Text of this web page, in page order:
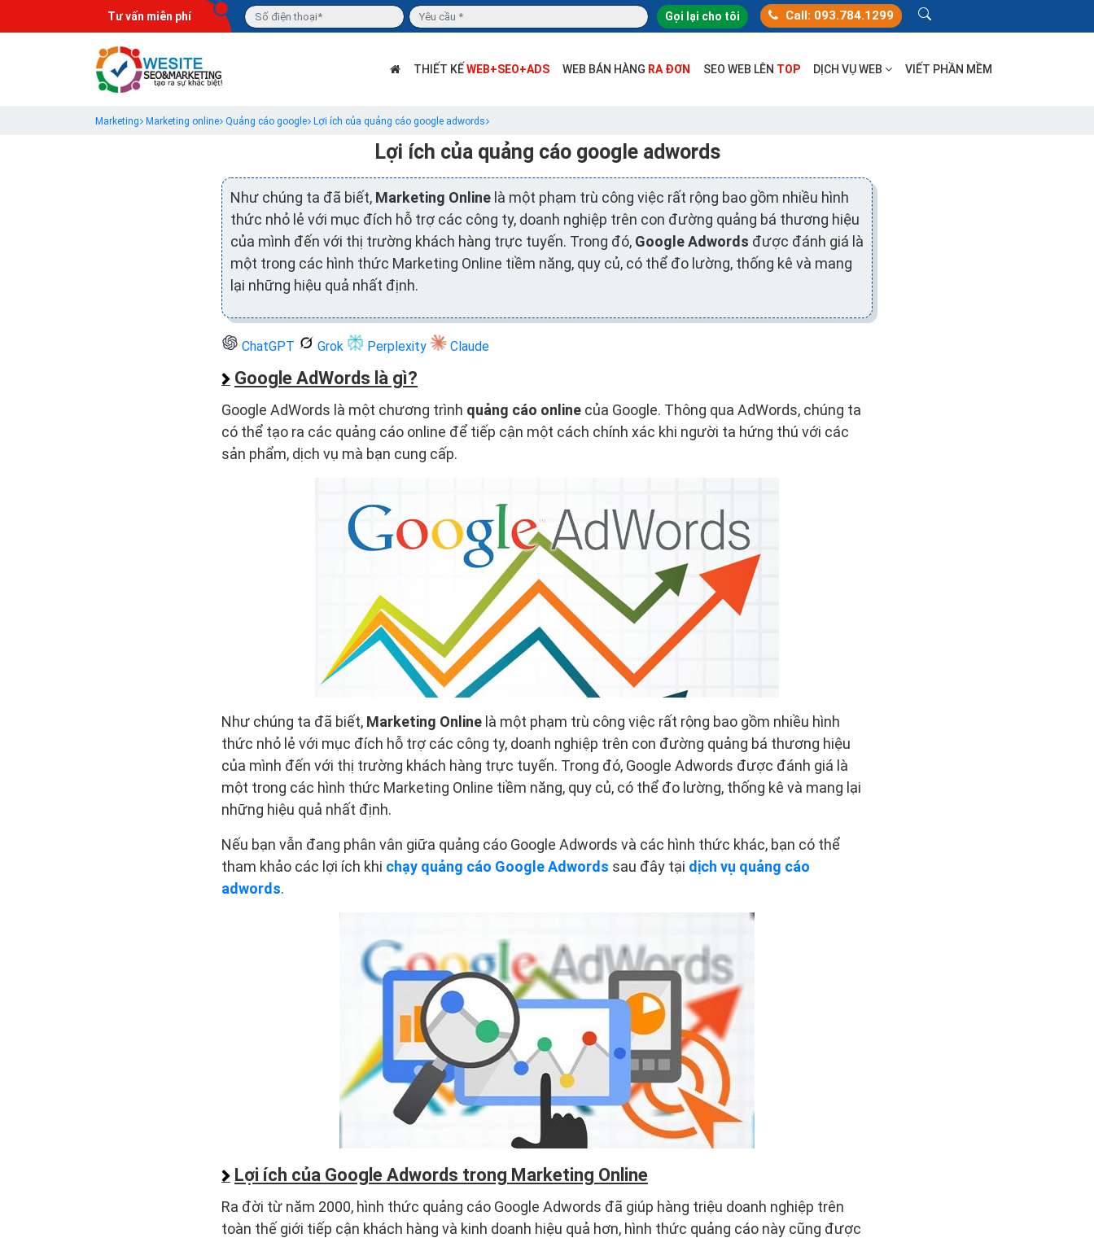
Tư vấn miễn phí Gọi lại cho tôi Call: 093.784.1299
THIẾT KẾWEB+SEO+ADS WEB BÁN HÀNG RA ĐƠN SEO WEB LÊN TOP DỊCH VỤ WEB VIẾT PHẦN MỀM
Marketing Marketing online Quảng cáo google Lợi ích của quảng cáo google adwords
Lợi ích của quảng cáo google adwords
Như chúng ta đã biết, Marketing Online là một phạm trù công việc rất rộng bao gồm nhiều hình
thức nhỏ lẻ với mục đích hỗ trợ các công ty, doanh nghiệp trên con đường quảng bá thương hiệu
của mình đến với thị trường khách hàng trực tuyến. Trong đó, Google Adwords được đánh giá là
một trong các hình thức Marketing Online tiềm năng, quy củ, có thể đo lường, thống kê và mang
lại những hiệu quả nhất định.
ChatGPT Grok Perplexity Claude
Google AdWords là gì?
Google AdWords là một chương trình quảng cáo online của Google. Thông qua AdWords, chúng ta
có thể tạo ra các quảng cáo online để tiếp cận một cách chính xác khi người ta hứng thú với các
sản phẩm, dịch vụ mà bạn cung cấp.
Như chúng ta đã biết, Marketing Online là một phạm trù công việc rất rộng bao gồm nhiều hình
thức nhỏ lẻ với mục đích hỗ trợ các công ty, doanh nghiệp trên con đường quảng bá thương hiệu
của mình đến với thị trường khách hàng trực tuyến. Trong đó, Google Adwords được đánh giá là
một trong các hình thức Marketing Online tiềm năng, quy củ, có thể đo lường, thống kê và mang lại
những hiệu quả nhất định.
Nếu bạn vẫn đang phân vân giữa quảng cáo Google Adwords và các hình thức khác, bạn có thể
tham khảo các lợi ích khi chạy quảng cáo Google Adwords sau đây tại dịch vụ quảng cáo
adwords.
Lợi ích của Google Adwords trong Marketing Online
Ra đời từ năm 2000, hình thức quảng cáo Google Adwords đã giúp hàng triệu doanh nghiệp trên
toàn thế giới tiếp cận khách hàng và kinh doanh hiệu quả hơn, hình thức quảng cáo này cũng được